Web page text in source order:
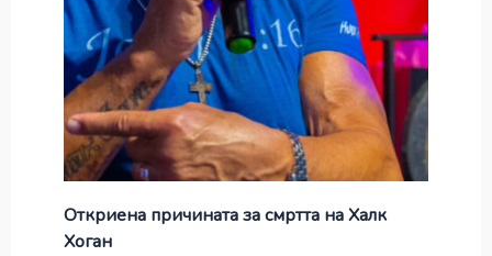
Откриена причината за смртта на Халк
Хоган